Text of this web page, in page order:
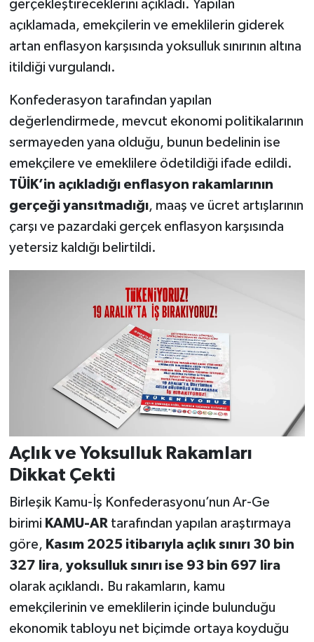
gerçekleştireceklerini açıkladı. Yapılan
açıklamada, emekçilerin ve emeklilerin giderek
artan enflasyon karşısında yoksulluk sınırının altına
itildiği vurgulandı.
Konfederasyon tarafından yapılan
değerlendirmede, mevcut ekonomi politikalarının
sermayeden yana olduğu, bunun bedelinin ise
emekçilere ve emeklilere ödetildiği ifade edildi.
TÜİK’in açıkladığı enflasyon rakamlarının
gerçeği yansıtmadığı, maaş ve ücret artışlarının
çarşı ve pazardaki gerçek enflasyon karşısında
yetersiz kaldığı belirtildi.
Açlık ve Yoksulluk Rakamları
Dikkat Çekti
Birleşik Kamu-İş Konfederasyonu’nun Ar-Ge
birimi KAMU-ARtarafından yapılan araştırmaya
göre, Kasım 2025 itibarıyla açlık sınırı 30 bin
327 lira, yoksulluk sınırı ise 93 bin 697 lira
olarak açıklandı. Bu rakamların, kamu
emekçilerinin ve emeklilerin içinde bulunduğu
ekonomik tabloyu net biçimde ortaya koyduğu